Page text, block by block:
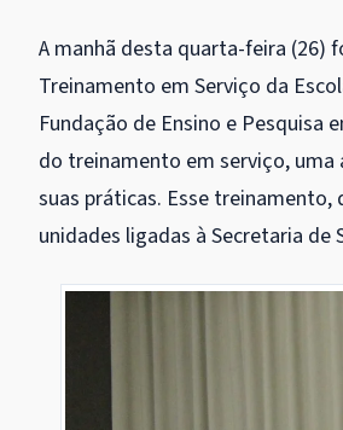
A manhã desta quarta-feira (26)
Treinamento em Serviço da
Fundação de Ensino e Pesquisa
do treinamento em serviço,
suas práticas. Esse
unidades ligadas à Secretaria de